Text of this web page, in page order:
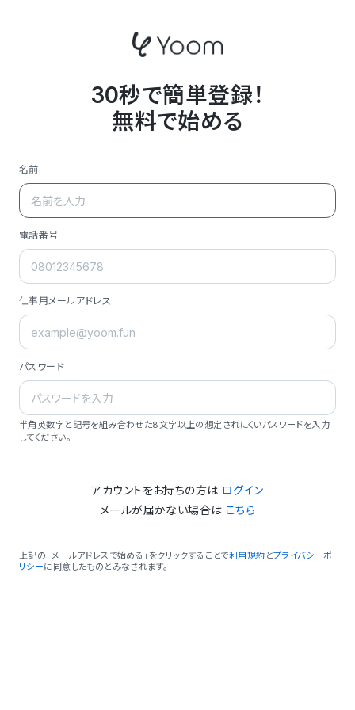
30秒で簡単登録！
無料で始める
名前
電話番号
仕事用メールアドレス
パスワード
半角英数字と記号を組み合わせた8文字以上の想定されにくいパスワードを入力
してください。
アカウントをお持ちの方は ログイン
メールが届かない場合は こちら
上記の「メールアドレスで始める」をクリックすることで利用規約 とプライバシーポ
リシーに同意したものとみなされます。